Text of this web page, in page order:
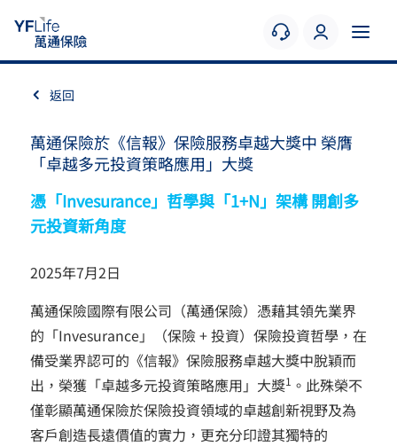
返回
萬通保險於《信報》保險服務卓越大獎中 榮膺
「卓越多元投資策略應用」大獎
憑「Invesurance」哲學與「1+N」架構 開創多
元投資新角度
2025年7月2日
萬通保險國際有限公司（萬通保險）憑藉其領先業界
的「Invesurance」（保險 + 投資）保險投資哲學，在
備受業界認可的《信報》保險服務卓越大獎中脫穎而
出，榮獲「卓越多元投資策略應用」大獎1 。此殊榮不
僅彰顯萬通保險於保險投資領域的卓越創新視野及為
客戶創造長遠價值的實力，更充分印證其獨特的